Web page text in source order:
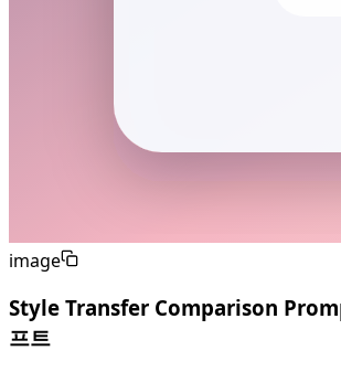
image
Style Transfer Comparison
프트